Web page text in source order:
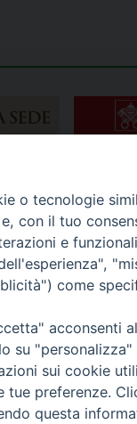
o tecnologie
con il tuo
e
come
acconsenti
su "personalizza"
sui cookie
tue preferenze.
questa